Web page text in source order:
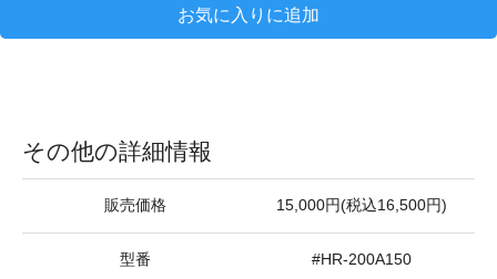
お気に入りに追加
その他の詳細情報
販売価格 15,000円(税込16,500円)
型番 #HR-200A150